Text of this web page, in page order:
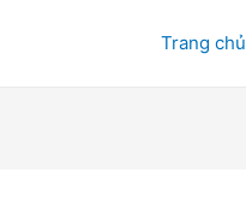
Trang chủ